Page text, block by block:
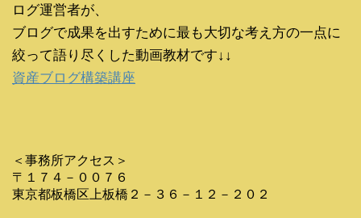
ログ運営者が、
ブログで成果を出すために最も大切な考え方の一点に
絞って語り尽くした動画教材です↓↓
資産ブログ構築講座
＜事務所アクセス＞
〒１７４－００７６
東京都板橋区上板橋２－３６－１２－２０２